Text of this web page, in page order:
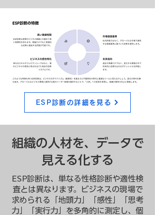
ESP診断の詳細を見る
組織の人材を、データで
見える化する
ESP診断は、単なる性格診断や適性検
査とは異なります。ビジネスの現場で
求められる「地頭力」「感性」「思考
力」「実行力」を多角的に測定し、個